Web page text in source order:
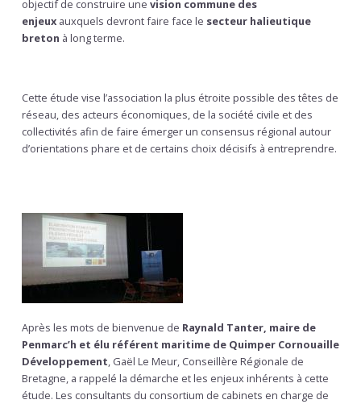
objectif de construire une vision commune des
enjeux auxquels devront faire face le secteur halieutique
breton à long terme.
Cette étude vise l’association la plus étroite possible des têtes de
réseau, des acteurs économiques, de la société civile et des
collectivités afin de faire émerger un consensus régional autour
d’orientations phare et de certains choix décisifs à entreprendre.
Après les mots de bienvenue de Raynald Tanter, maire de
Penmarc’h et élu référent maritime de Quimper Cornouaille
Développement, Gaël Le Meur, Conseillère Régionale de
Bretagne, a rappelé la démarche et les enjeux inhérents à cette
étude. Les consultants du consortium de cabinets en charge de